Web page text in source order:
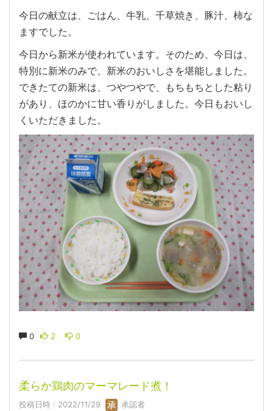
今日の献立は、ごはん、牛乳、千草焼き、豚汁、柿な
ますでした。
今日から新米が使われています。そのため、今日は、
特別に新米のみで、新米のおいしさを堪能しました。
できたての新米は、つやつやで、もちもちとした粘り
があり、ほのかに甘い香りがしました。今日もおいし
くいただきました。
0 2 0
柔らか鶏肉のマーマレード煮！
投稿日時 : 2022/11/29 承認者